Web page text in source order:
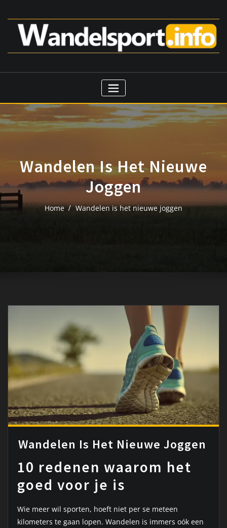
naar
inhoud
Wandelen Is Het Nieuwe
Joggen
Home Wandelen is het nieuwe joggen
Wandelen Is Het Nieuwe Joggen
10 redenen waarom het
goed voor je is
Wie meer wil sporten, hoeft niet per se meteen
kilometers te gaan lopen. Wandelen is immers oók een